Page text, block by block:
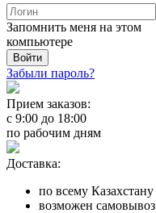
Запомнить меня на этом
компьютере
Забыли пароль?
Прием заказов:
с 9:00 до 18:00
по рабочим дням
Доставка:
по всему Казахстану
возможен самовывоз